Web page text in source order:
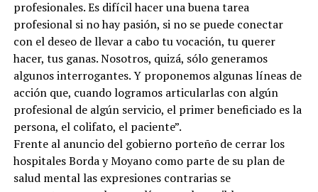
profesionales. Es difícil hacer una buena tarea
profesional si no hay pasión, si no se puede conectar
con el deseo de llevar a cabo tu vocación, tu querer
hacer, tus ganas. Nosotros, quizá, sólo generamos
algunos interrogantes. Y proponemos algunas líneas de
acción que, cuando logramos articularlas con algún
profesional de algún servicio, el primer beneficiado es la
persona, el colifato, el paciente”.
Frente al anuncio del gobierno porteño de cerrar los
hospitales Borda y Moyano como parte de su plan de
salud mental las expresiones contrarias se